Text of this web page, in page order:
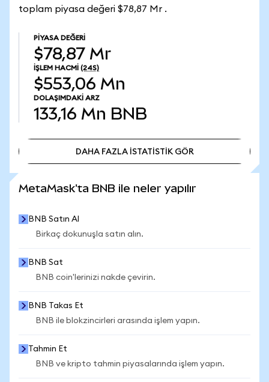
toplam piyasa değeri $78,87 Mr .
PIYASA DEĞERI
$78,87 Mr
İŞLEM HACMI (24S)
$553,06 Mn
DOLAŞIMDAKI ARZ
133,16 Mn BNB
DAHA FAZLA İSTATİSTİK GÖR
MetaMask'ta BNB ile neler yapılır
BNB Satın Al
Birkaç dokunuşla satın alın.
BNB Sat
BNB coin'lerinizi nakde çevirin.
BNB Takas Et
BNB ile blokzincirleri arasında işlem yapın.
Tahmin Et
BNB ve kripto tahmin piyasalarında işlem yapın.